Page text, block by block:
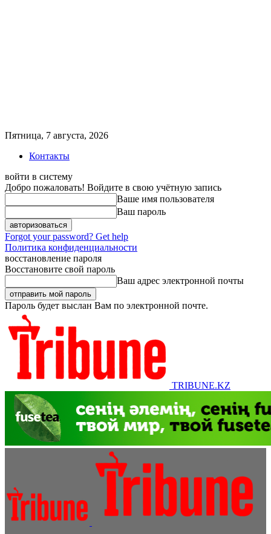
Пятница, 7 августа, 2026
Контакты
войти в систему
Добро пожаловать! Войдите в свою учётную запись
Ваше имя пользователя
Ваш пароль
Forgot your password? Get help
Политика конфиденциальности
восстановление пароля
Восстановите свой пароль
Ваш адрес электронной почты
Пароль будет выслан Вам по электронной почте.
TRIBUNE.KZ